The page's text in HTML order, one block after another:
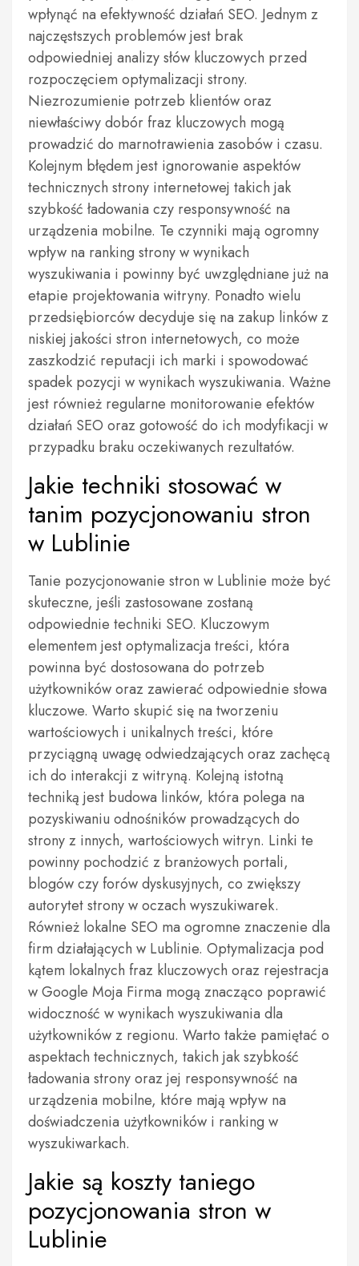
wpłynąć na efektywność działań SEO. Jednym z
najczęstszych problemów jest brak
odpowiedniej analizy słów kluczowych przed
rozpoczęciem optymalizacji strony.
Niezrozumienie potrzeb klientów oraz
niewłaściwy dobór fraz kluczowych mogą
prowadzić do marnotrawienia zasobów i czasu.
Kolejnym błędem jest ignorowanie aspektów
technicznych strony internetowej takich jak
szybkość ładowania czy responsywność na
urządzenia mobilne. Te czynniki mają ogromny
wpływ na ranking strony w wynikach
wyszukiwania i powinny być uwzględniane już na
etapie projektowania witryny. Ponadto wielu
przedsiębiorców decyduje się na zakup linków z
niskiej jakości stron internetowych, co może
zaszkodzić reputacji ich marki i spowodować
spadek pozycji w wynikach wyszukiwania. Ważne
jest również regularne monitorowanie efektów
działań SEO oraz gotowość do ich modyfikacji w
przypadku braku oczekiwanych rezultatów.
Jakie techniki stosować w
tanim pozycjonowaniu stron
w Lublinie
Tanie pozycjonowanie stron w Lublinie może być
skuteczne, jeśli zastosowane zostaną
odpowiednie techniki SEO. Kluczowym
elementem jest optymalizacja treści, która
powinna być dostosowana do potrzeb
użytkowników oraz zawierać odpowiednie słowa
kluczowe. Warto skupić się na tworzeniu
wartościowych i unikalnych treści, które
przyciągną uwagę odwiedzających oraz zachęcą
ich do interakcji z witryną. Kolejną istotną
techniką jest budowa linków, która polega na
pozyskiwaniu odnośników prowadzących do
strony z innych, wartościowych witryn. Linki te
powinny pochodzić z branżowych portali,
blogów czy forów dyskusyjnych, co zwiększy
autorytet strony w oczach wyszukiwarek.
Również lokalne SEO ma ogromne znaczenie dla
firm działających w Lublinie. Optymalizacja pod
kątem lokalnych fraz kluczowych oraz rejestracja
w Google Moja Firma mogą znacząco poprawić
widoczność w wynikach wyszukiwania dla
użytkowników z regionu. Warto także pamiętać o
aspektach technicznych, takich jak szybkość
ładowania strony oraz jej responsywność na
urządzenia mobilne, które mają wpływ na
doświadczenia użytkowników i ranking w
wyszukiwarkach.
Jakie są koszty taniego
pozycjonowania stron w
Lublinie